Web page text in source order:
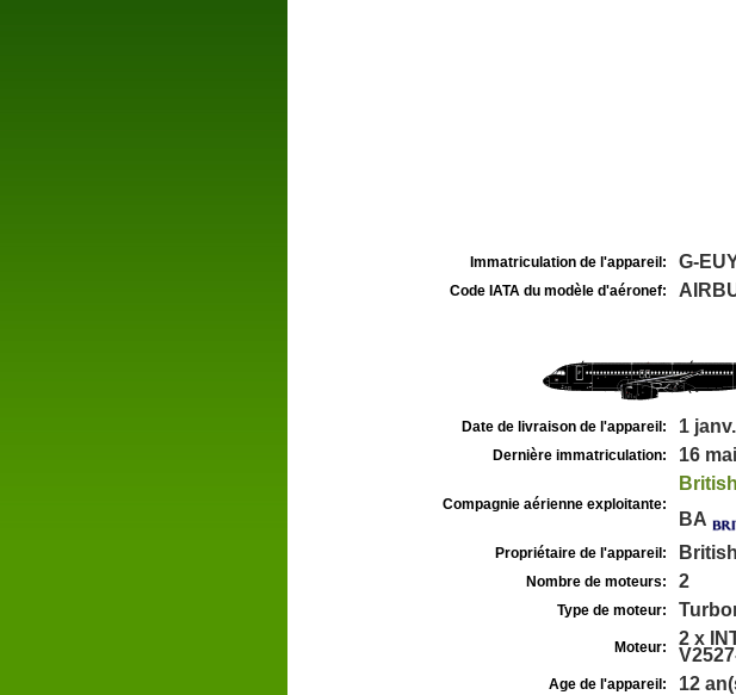
Immatriculation de l'appareil: G-
Code IATA du modèle d'aéronef:
Date de livraison de l'appareil: 1
Dernière immatriculation: 16
Compagnie aérienne exploitante:
BA
Propriétaire de l'appareil:
Nombre de moteurs: 2
Type de moteur:
Moteur:
2 x
Age de l'appareil: 12